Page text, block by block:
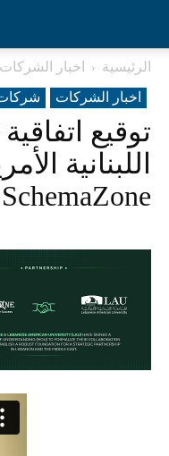
الرئيسية اخبار الشركات
اخبار الشركات
شرکات
توقيع
SchemaZone في كندا